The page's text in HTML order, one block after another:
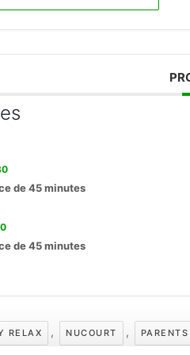
de 45 minutes
de 45 minutes
RELAX , NUCOURT , PARENTS